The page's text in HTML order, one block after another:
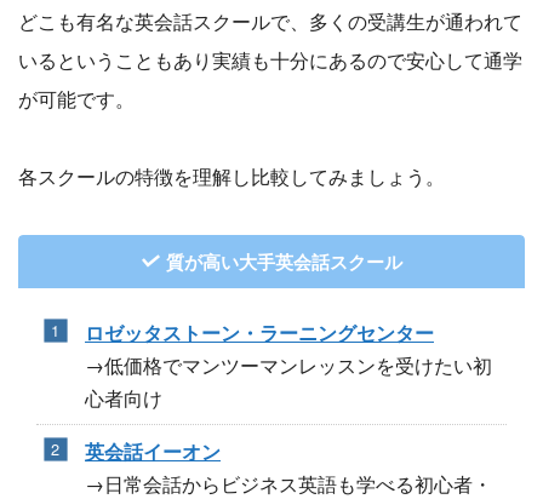
どこも有名な英会話スクールで、多くの受講生が通われて
いるということもあり実績も十分にあるので安心して通学
が可能です。
各スクールの特徴を理解し比較してみましょう。
質が高い大手英会話スクール
ロゼッタストーン・ラーニングセンター
→低価格でマンツーマンレッスンを受けたい初
心者向け
英会話イーオン
→日常会話からビジネス英語も学べる初心者・